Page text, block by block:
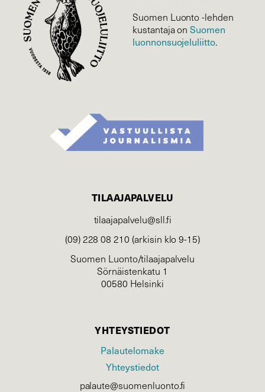
Suomen Luonto -lehden
kustantaja onSuomen
luonnonsuojelu­liitto.
TILAAJAPALVELU
tilaajapalvelu@sll.fi
(09) 228 08 210 (arkisin klo 9-15)
Suomen Luonto/tilaajapalvelu
Sörnäistenkatu 1
00580 Helsinki
YHTEYSTIEDOT
Palautelomake
Yhteystiedot
palaute@suomenluonto.fi